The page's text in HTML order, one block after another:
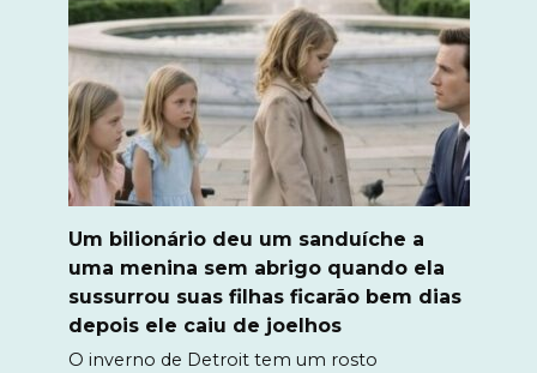
Um bilionário deu um sanduíche a
uma menina sem abrigo quando ela
sussurrou suas filhas ficarão bem dias
depois ele caiu de joelhos
O inverno de Detroit tem um rosto